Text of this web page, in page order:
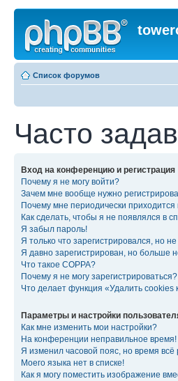
Список форумов
Часто
Вход на конференцию и регистрация
Почему я не могу войти?
Зачем мне вообще нужно
Почему мне периодически
Как сделать, чтобы я не появлялся в
Я забыл пароль!
Я только что зарегистрировался, но
Я давно зарегистрирован, но больше
Что такое COPPA?
Почему я не могу зарегистрироваться?
Что делает функция «Удалить
Параметры и настройки
Как мне изменить мои настройки?
На конференции неправильное время!
Я изменил часовой пояс, но время всё
Моего языка нет в списке!
Как я могу поместить изображение